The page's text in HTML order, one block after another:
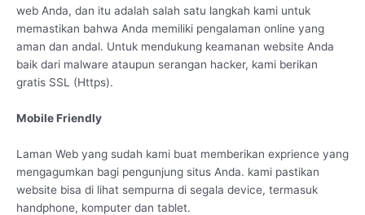
web Anda, dan itu adalah salah satu langkah kami untuk
memastikan bahwa Anda memiliki pengalaman online yang
aman dan andal. Untuk mendukung keamanan website Anda
baik dari malware ataupun serangan hacker, kami berikan
gratis SSL (Https).
Mobile Friendly
Laman Web yang sudah kami buat memberikan exprience yang
mengagumkan bagi pengunjung situs Anda. kami pastikan
website bisa di lihat sempurna di segala device, termasuk
handphone, komputer dan tablet.